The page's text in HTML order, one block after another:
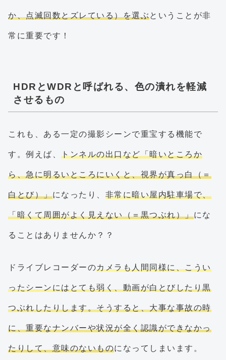
か、点滅回数とズレている）を選ぶということが非
常に重要です！
HDRとWDRと呼ばれる、色の潰れを軽減
させるもの
これも、ある一定の撮影シーンで重宝する機能で
す。例えば、 トンネルの出口など「暗いところか
ら、急に明るいところにいくと、視界が真っ白（＝
白とび）」になったり、 非常に暗い屋内駐車場で、
「暗くて周囲がよく見えない（＝黒つぶれ）」にな
ることはありませんか？？
ドライブレコーダーのカメラも人間同様に、こうい
ったシーンにはとても弱く、動画が白とびしたり黒
つぶれしたりします。そうすると、大事な事故の時
に、重要なナンバーや状況が全く認識ができなかっ
たりして、意味のないものになってしまいます。